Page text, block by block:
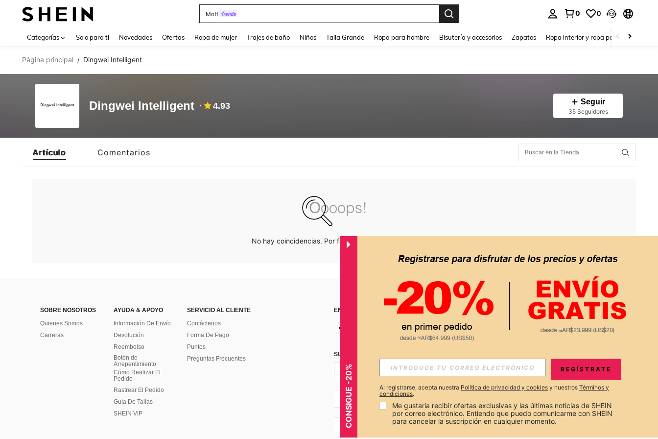
Motf
0 0
Categorías Solo para ti Novedades Ofertas Ropa de mujer Trajes de baño Niños Talla Grande Ropa para hombre Bisutería y accesorios Zapatos Ropa interior y ropa para dormir
Página principal / Dingwei Intelligent
Dingwei Intelligent 4.93 Seguir
35 Seguidores
Artículo Comentarios
No hay coincidencias. Por favor inténtalo de nuevo.
SOBRE NOSOTROS
Quienes Somos
Carreras
AYUDA & APOYO
Información De Envío
Devolución
Reembolso
Botón de
Arrepentimiento
Cómo Realizar El
Pedido
Rastrear El Pedido
Guía De Tallas
SHEIN VIP
SERVICIO AL CLIENTE
Contáctenos
Forma De Pago
Puntos
Preguntas Frecuentes
ENCUÉNTRANOS EN APP
SUSCRÍBETE PARA RECIBIR OFERTAS EXCLUSIVAS, PROMOCIONES Y NOTICIAS DE SHEIN
Suscribir
AR + 54
AR + 54
CONSIGUE -20% REGÍSTRATE
Al registrarse, acepta nuestra Política de privacidad y cookies y nuestros Términos y
condiciones.
Me gustaría recibir ofertas exclusivas y las últimas noticias de SHEIN
por correo electrónico. Entiendo que puedo comunicarme con SHEIN
para cancelar la suscripción en cualquier momento.